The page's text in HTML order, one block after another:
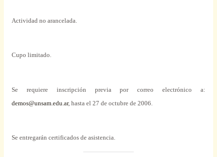
Actividad no arancelada.
Cupo limitado.
Se requiere inscripción previa por correo electrónico a:
demos@unsam.edu.ar, hasta el 27 de octubre de 2006.
Se entregarán certificados de asistencia.